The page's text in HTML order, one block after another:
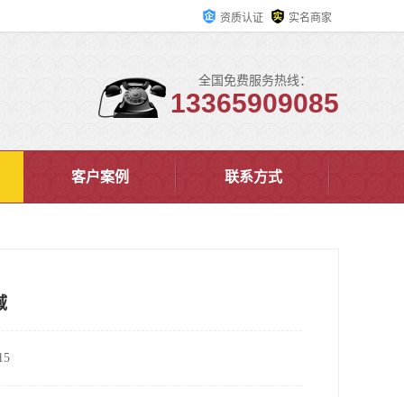
资质认证 实名商家
全国免费服务热线：
13365909085
客户案例 联系方式